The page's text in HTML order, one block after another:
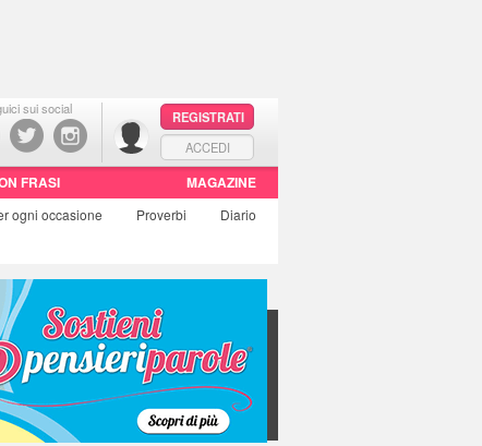
sui social
REGISTRATI
ACCEDI
FRASI MAGAZINE
ogni occasione Proverbi
Diario